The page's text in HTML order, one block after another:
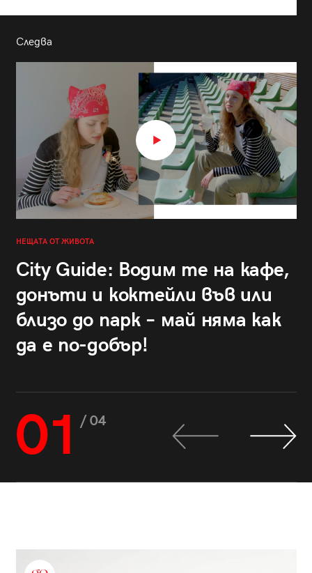
Следва
НЕЩАТА ОТ ЖИВОТА
City Guide: Водим те на кафе,
донъти и коктейли във или
близо до парк – май няма как
да е по-добър!
01 / 04